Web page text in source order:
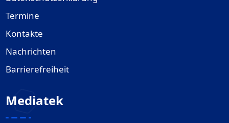
Termine
Kontakte
Nachrichten
Barrierefreiheit
Mediatek